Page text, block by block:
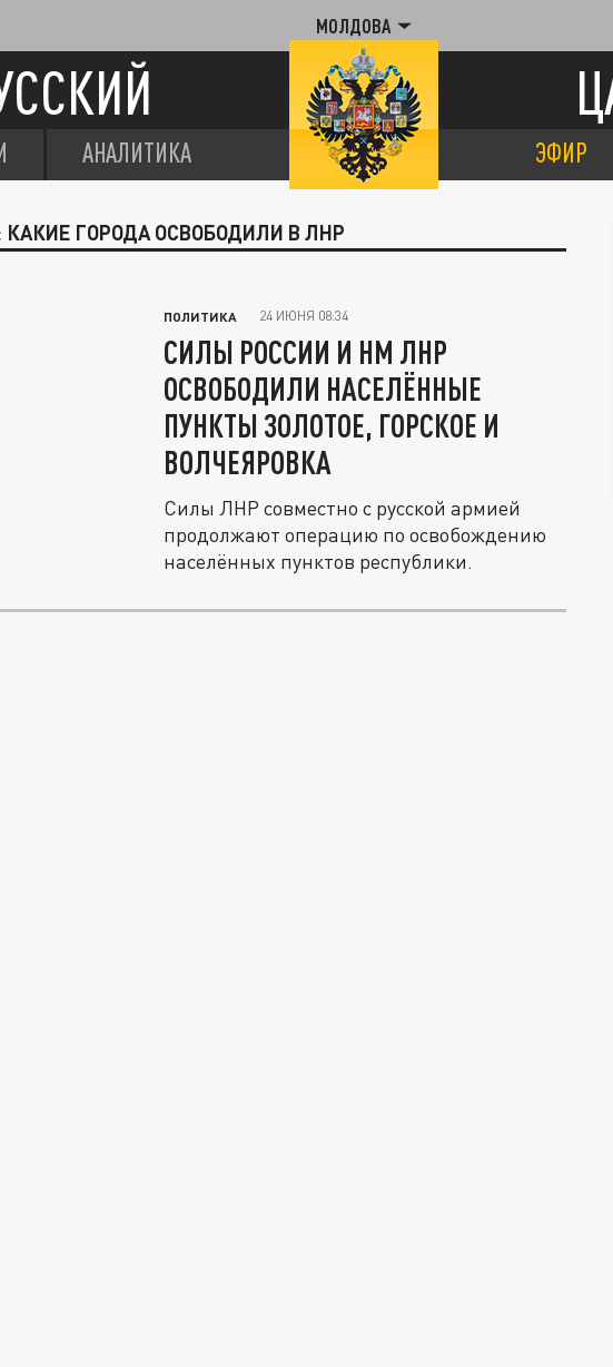
МОЛДОВА
АНАЛИТИКА ЭФИР
ГОРОДА ОСВОБОДИЛИ В ЛНР
ПОЛИТИКА 24 ИЮНЯ 08:34
СИЛЫ РОССИИ И НМ ЛНР
ОСВОБОДИЛИ НАСЕЛЁННЫЕ
ПУНКТЫ ЗОЛОТОЕ, ГОРСКОЕ И
ВОЛЧЕЯРОВКА
Силы ЛНР совместно с русской армией
продолжают операцию по освобождению
населённых пунктов республики.